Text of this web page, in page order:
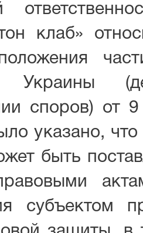
клаб»
Украины
споров) от
указано, что
быть
субъектом